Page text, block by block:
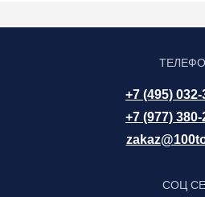
+7 (495) 032-
+7 (977) 380-
СОЦ